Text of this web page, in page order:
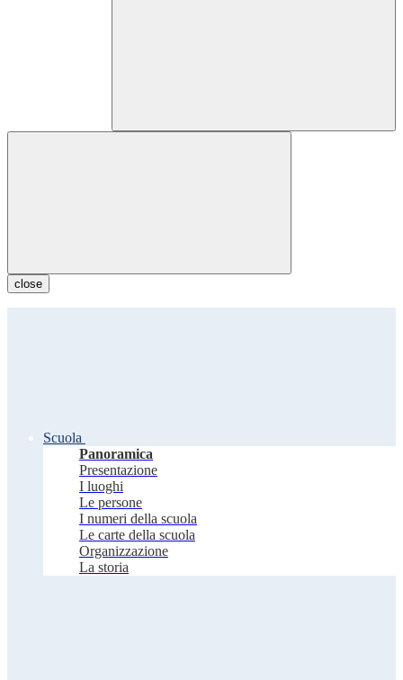
close
Scuola
Panoramica
Presentazione
I luoghi
Le persone
I numeri della scuola
Le carte della scuola
Organizzazione
La storia